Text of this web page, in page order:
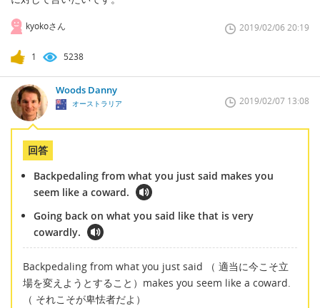
kyokoさん 2019/02/06 20:19
1 5238
Woods Danny
オーストラリア 2019/02/07 13:08
回答
Backpedaling from what you just said makes you
seem like a coward.
Going back on what you said like that is very
cowardly.
Backpedaling from what you just said （ 適当に今こそ立
場を変えようとすること）makes you seem like a coward.
（ それこそが卑怯者だよ）